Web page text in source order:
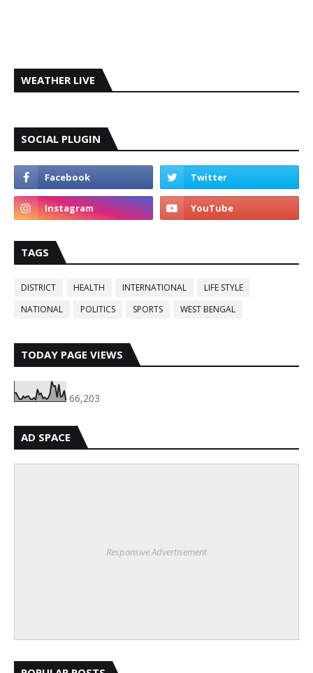
WEATHER LIVE
SOCIAL PLUGIN
TAGS
DISTRICT HEALTH INTERNATIONAL
LIFE STYLE
NATIONAL
POLITICS SPORTS WEST BENGAL
TODAY PAGE VIEWS
66,203
AD SPACE
Responsive Advertisement